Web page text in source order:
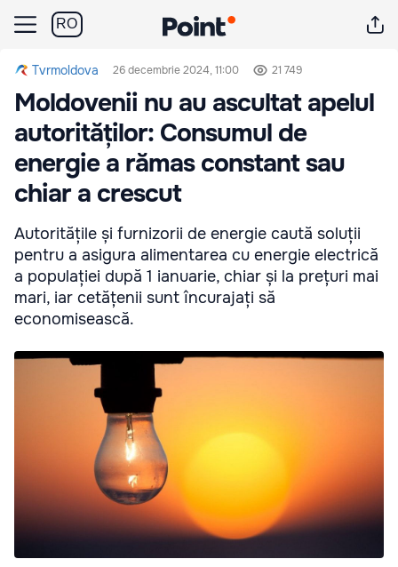
RO
Tvrmoldova 26 decembrie 2024, 11:00 21 749
Moldovenii nu au ascultat apelul
autorităților: Consumul de
energie a rămas constant sau
chiar a crescut
Autoritățile și furnizorii de energie caută soluții
pentru a asigura alimentarea cu energie electrică
a populației după 1 ianuarie, chiar și la prețuri mai
mari, iar cetățenii sunt încurajați să
economisească.